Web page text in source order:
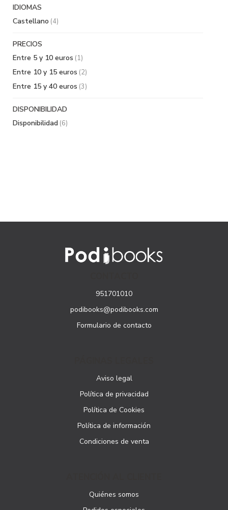
IDIOMAS
Castellano (4)
PRECIOS
Entre 5 y 10 euros (1)
Entre 10 y 15 euros (2)
Entre 15 y 40 euros (3)
DISPONIBILIDAD
Disponibilidad (6)
951701010
podibooks@podibooks.com
Formulario de contacto
Aviso legal
Política de privacidad
Política de Cookies
Política de información
Condiciones de venta
Quiénes somos